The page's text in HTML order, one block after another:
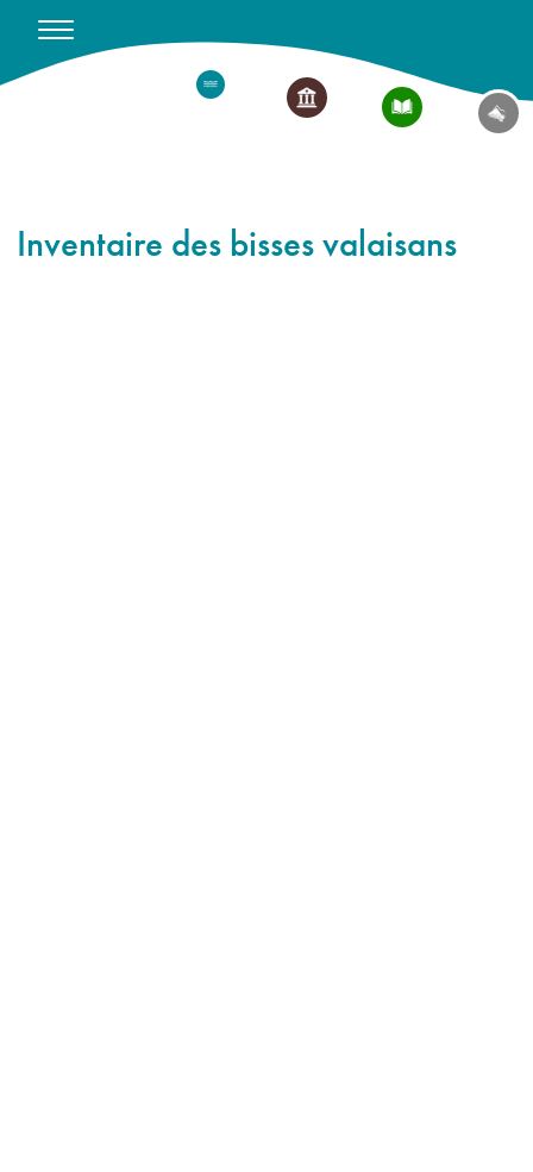
Inventaire des bisses valaisans